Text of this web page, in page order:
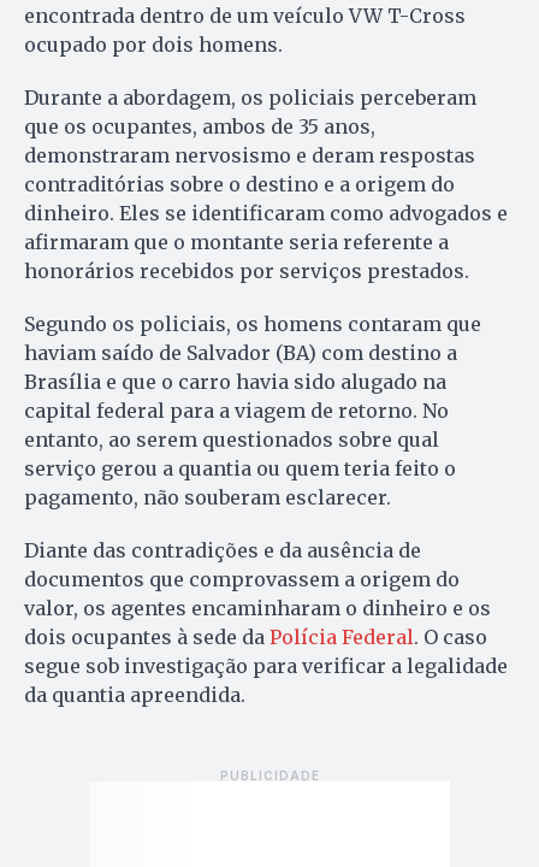
encontrada dentro de um veículo VW T-Cross
ocupado por dois homens.
Durante a abordagem, os policiais perceberam
que os ocupantes, ambos de 35 anos,
demonstraram nervosismo e deram respostas
contraditórias sobre o destino e a origem do
dinheiro. Eles se identificaram como advogados e
afirmaram que o montante seria referente a
honorários recebidos por serviços prestados.
Segundo os policiais, os homens contaram que
haviam saído de Salvador (BA) com destino a
Brasília e que o carro havia sido alugado na
capital federal para a viagem de retorno. No
entanto, ao serem questionados sobre qual
serviço gerou a quantia ou quem teria feito o
pagamento, não souberam esclarecer.
Diante das contradições e da ausência de
documentos que comprovassem a origem do
valor, os agentes encaminharam o dinheiro e os
dois ocupantes à sede da Polícia Federal. O caso
segue sob investigação para verificar a legalidade
da quantia apreendida.